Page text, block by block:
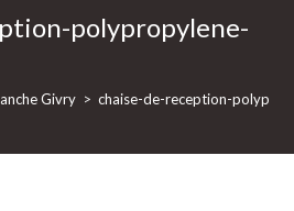
polypropylene-
Givry > chaise-de-reception-